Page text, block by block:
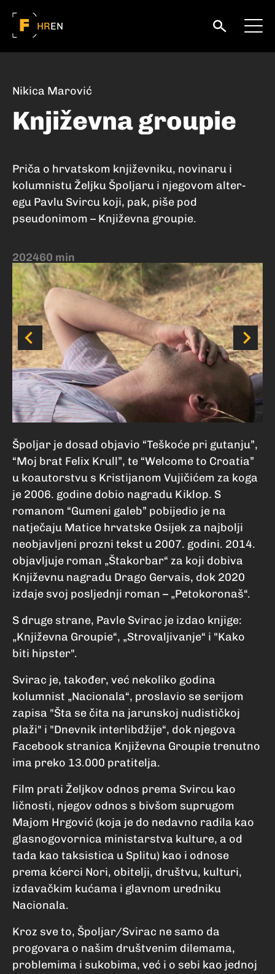
HREN
Nikica Marović
Književna groupie
Priča o hrvatskom književniku, novinaru i
kolumnistu Željku Špoljaru i njegovom alter-
egu Pavlu Svircu koji, pak, piše pod
pseudonimom – Književna groupie.
202460 min
Špoljar je dosad objavio “Teškoće pri gutanju”,
“Moj brat Felix Krull”, te “Welcome to Croatia”
u koautorstvu s Kristijanom Vujičićem za koga
je 2006. godine dobio nagradu Kiklop. S
romanom “Gumeni galeb” pobijedio je na
natječaju Matice hrvatske Osijek za najbolji
neobjavljeni prozni tekst u 2007. godini. 2014.
objavljuje roman „Štakorbar“ za koji dobiva
Književnu nagradu Drago Gervais, dok 2020
izdaje svoj posljednji roman – „Petokoronaš“.
S druge strane, Pavle Svirac je izdao knjige:
„Književna Groupie“, „Strovaljivanje“ i "Kako
biti hipster".
Svirac je, također, već nekoliko godina
kolumnist „Nacionala“, proslavio se serijom
zapisa "Šta se čita na jarunskoj nudističkoj
plaži" i "Dnevnik interlibdžije“, dok njegova
Facebook stranica Književna Groupie trenutno
ima preko 13.000 pratitelja.
Film prati Željkov odnos prema Svircu kao
ličnosti, njegov odnos s bivšom suprugom
Majom Hrgović (koja je do nedavno radila kao
glasnogovornica ministarstva kulture, a od
tada kao taksistica u Splitu) kao i odnose
prema kćerci Nori, obitelji, društvu, kulturi,
izdavačkim kućama i glavnom uredniku
Nacionala.
Kroz sve to, Špoljar/Svirac ne samo da
progovara o našim društvenim dilemama,
problemima i sukobima, već i o sebi kao jednoj